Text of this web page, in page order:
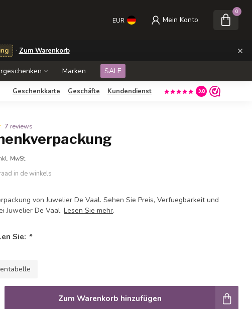
· Zum Warenkorb ×
EUR Mein Konto
0
Marken SALE
Geschenkkarte Geschäfte Kundendienst 9.8
7 reviews
MwSt.
in de winkels
von Juwelier De Vaal. Sehen Sie Preis, Verfuegbarkeit und
Juwelier De Vaal.Lesen Sie mehr.
Sie: *
Zum Warenkorb hinzufügen